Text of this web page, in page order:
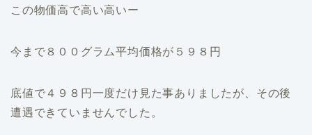
この物価高で高い高いー
今まで８００グラム平均価格が５９８円
底値で４９８円一度だけ見た事ありましたが、その後
遭遇できていませんでした。